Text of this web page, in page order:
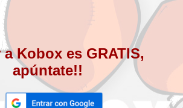
a Kobox es GRATIS,
apúntate!!